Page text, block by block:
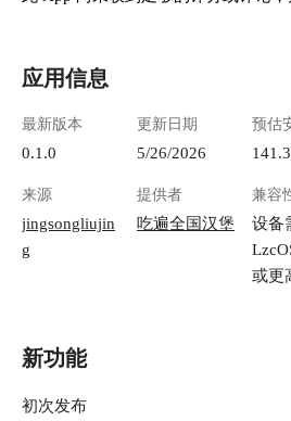
应用信息
最新版本
0.1.0
更新日期
5/26/2026
预估
来源
jingsongliujin
g
提供者
吃遍全国汉堡
兼容
设备
或更
新功能
初次发布